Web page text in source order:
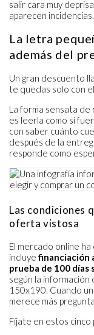
salir cara muy
aparecen incidencias.
La letra
además del
Un gran descuento
te quedas solo con
La forma sensata
es leerla como si
con saber cuánto
después de la
responde como
Las condiciones
oferta vistosa
El mercado online
incluyefinanciación
prueba de 100 días
según la
150x190. Cuando
merece más
Fíjate en estos cinco